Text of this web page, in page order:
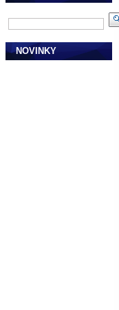
NOVINKY